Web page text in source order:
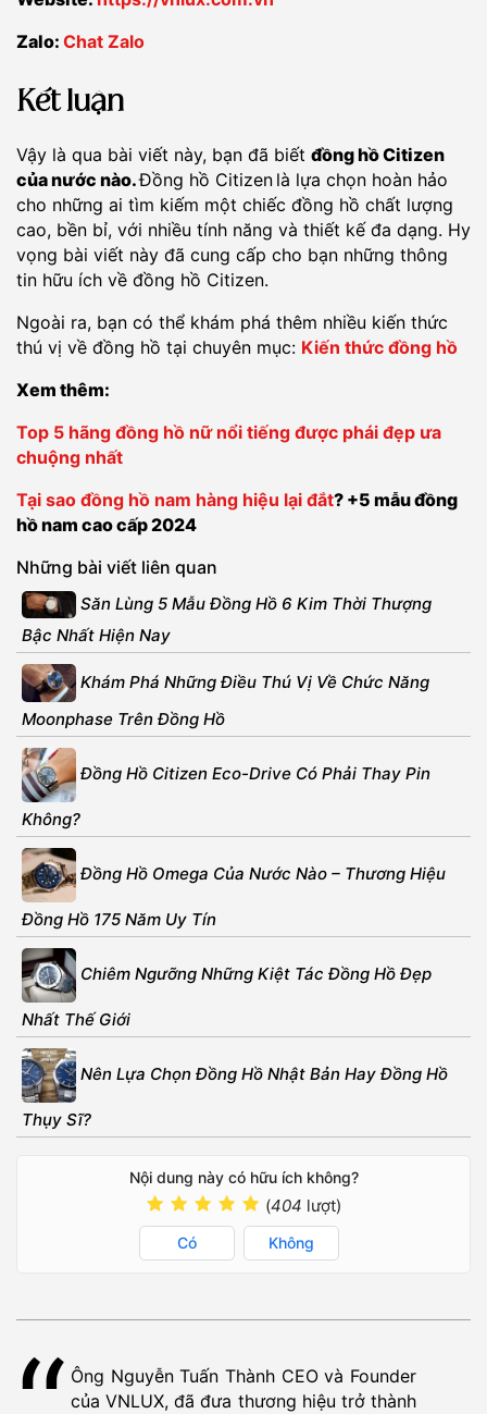
Zalo: Chat Zalo
Kết luận
Vậy là qua bài viết này, bạn đã biết đồng hồ Citizen
của nước nào.Đồng hồ Citizen là lựa chọn hoàn hảo
cho những ai tìm kiếm một chiếc đồng hồ chất lượng
cao, bền bỉ, với nhiều tính năng và thiết kế đa dạng. Hy
vọng bài viết này đã cung cấp cho bạn những thông
tin hữu ích về đồng hồ Citizen.
Ngoài ra, bạn có thể khám phá thêm nhiều kiến thức
thú vị về đồng hồ tại chuyên mục: Kiến thức đồng hồ
Xem thêm:
Top 5 hãng đồng hồ nữ nổi tiếng được phái đẹp ưa
chuộng nhất
Tại sao đồng hồ nam hàng hiệu lại đắt? +5 mẫu đồng
hồ nam cao cấp 2024
Những bài viết liên quan
Săn Lùng 5 Mẫu Đồng Hồ 6 Kim Thời Thượng
Bậc Nhất Hiện Nay
Khám Phá Những Điều Thú Vị Về Chức Năng
Moonphase Trên Đồng Hồ
Đồng Hồ Citizen Eco-Drive Có Phải Thay Pin
Không?
Đồng Hồ Omega Của Nước Nào – Thương Hiệu
Đồng Hồ 175 Năm Uy Tín
Chiêm Ngưỡng Những Kiệt Tác Đồng Hồ Đẹp
Nhất Thế Giới
Nên Lựa Chọn Đồng Hồ Nhật Bản Hay Đồng Hồ
Thụy Sĩ?
Nội dung này có hữu ích không?
(404 lượt)
Có Không
Ông Nguyễn Tuấn Thành CEO và Founder
của VNLUX, đã đưa thương hiệu trở thành